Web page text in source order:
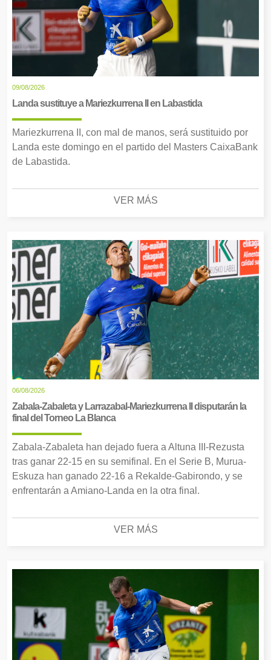
09/08/2026
Landa sustituye a Mariezkurrena II en Labastida
Mariezkurrena II, con mal de manos, será sustituido por
Landa este domingo en el partido del Masters CaixaBank
de Labastida.
VER MÁS
06/08/2026
Zabala-Zabaleta y Larrazabal-Mariezkurrena II disputarán la
final del Torneo La Blanca
Zabala-Zabaleta han dejado fuera a Altuna III-Rezusta
tras ganar 22-15 en su semifinal. En el Serie B, Murua-
Eskuza han ganado 22-16 a Rekalde-Gabirondo, y se
enfrentarán a Amiano-Landa en la otra final.
VER MÁS